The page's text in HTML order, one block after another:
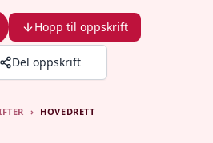
Hopp til oppskrift
Del oppskrift
› HOVEDRETT